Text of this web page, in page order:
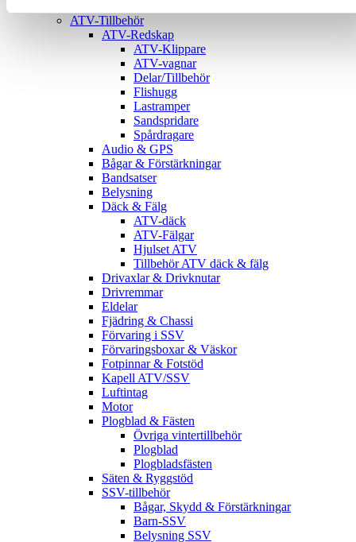
ATV-Tillbehör
ATV-Redskap
ATV-Klippare
ATV-vagnar
Delar/Tillbehör
Flishugg
Lastramper
Sandspridare
Spårdragare
Audio & GPS
Bågar & Förstärkningar
Bandsatser
Belysning
Däck & Fälg
ATV-däck
ATV-Fälgar
Hjulset ATV
Tillbehör ATV däck & fälg
Drivaxlar & Drivknutar
Drivremmar
Eldelar
Fjädring & Chassi
Förvaring i SSV
Förvaringsboxar & Väskor
Fotpinnar & Fotstöd
Kapell ATV/SSV
Luftintag
Motor
Plogblad & Fästen
Övriga vintertillbehör
Plogblad
Plogbladsfästen
Säten & Ryggstöd
SSV-tillbehör
Bågar, Skydd & Förstärkningar
Barn-SSV
Belysning SSV